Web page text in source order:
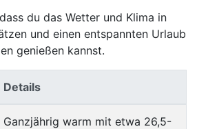
du das Wetter und Klima in
und einen entspannten Urlaub
genießen kannst.
Details
Ganzjährig warm mit etwa 26,5-